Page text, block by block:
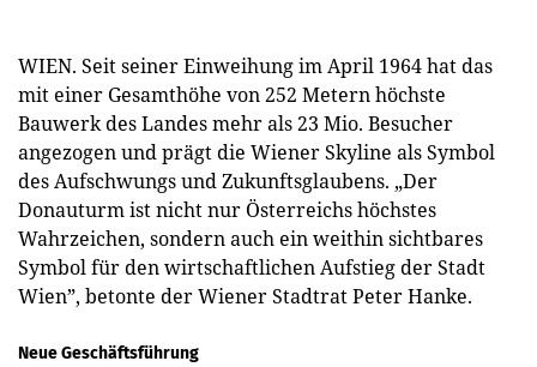
WIEN. Seit seiner Einweihung im April 1964 hat das
mit einer Gesamthöhe von 252 Metern höchste
Bauwerk des Landes mehr als 23 Mio. Besucher
angezogen und prägt die Wiener Skyline als Symbol
des Aufschwungs und Zukunftsglaubens. „Der
Donauturm ist nicht nur Österreichs höchstes
Wahrzeichen, sondern auch ein weithin sichtbares
Symbol für den wirtschaftlichen Aufstieg der Stadt
Wien”, betonte der Wiener Stadtrat Peter Hanke.
Neue Geschäftsführung